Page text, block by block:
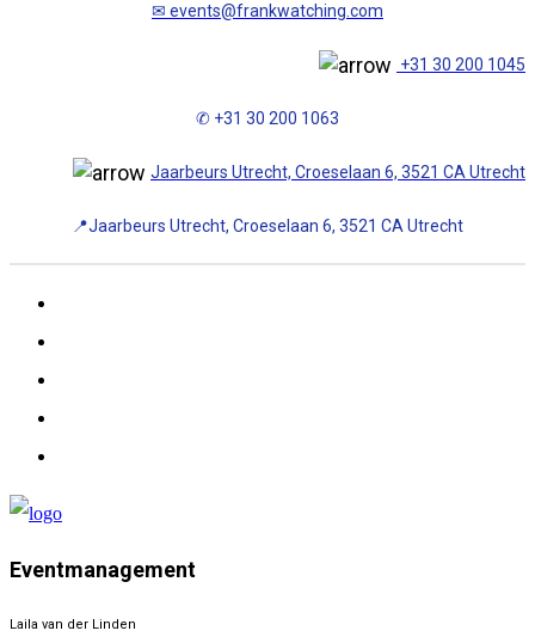
✉ events@frankwatching.com
+31 30 200 1045
✆ +31 30 200 1063
Jaarbeurs Utrecht, Croeselaan 6, 3521 CA Utrecht
📍Jaarbeurs Utrecht, Croeselaan 6, 3521 CA Utrecht
Eventmanagement
Laila van der Linden